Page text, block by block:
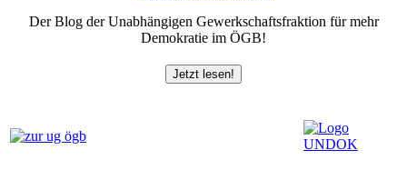
Der Blog der Unabhängigen Gewerkschaftsfraktion für mehr
Demokratie im ÖGB!
Jetzt lesen!